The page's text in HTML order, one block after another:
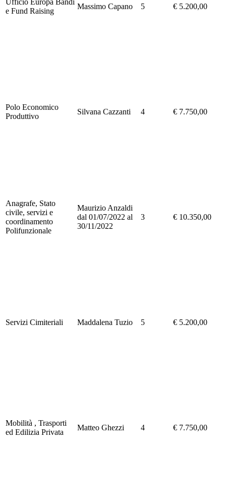
e Fund Raising
Massimo Capano 5 € 5.200,00
Polo Economico
Produttivo
Silvana Cazzanti 4 € 7.750,00
Anagrafe, Stato
civile, servizi e
coordinamento
Polifunzionale
Maurizio Anzaldi
dal 01/07/2022 al
30/11/2022
3 € 10.350,00
Servizi Cimiteriali Maddalena Tuzio 5 € 5.200,00
Mobilità , Trasporti
ed Edilizia Privata
Matteo Ghezzi 4 € 7.750,00